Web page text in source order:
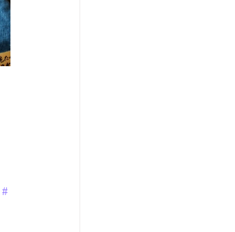
#